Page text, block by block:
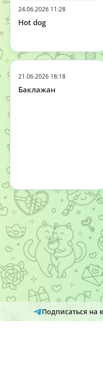
24.06.2026 11:28
Hot dog
21.06.2026 18:18
Баклажан
Подписаться на